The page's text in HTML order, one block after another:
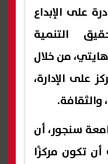
على الإبداع
التنمية
من خلال
على الإدارة،
والثقافة.
سنجور، أن
تكون مركزًا